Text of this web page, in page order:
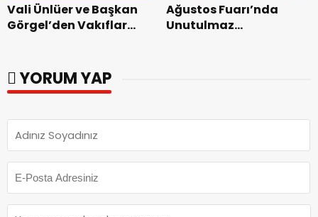
Vali Ünlüer ve Başkan
Görgel’den Vakıflar
Ağustos Fuarı’nda
Unutulmaz
YORUM YAP